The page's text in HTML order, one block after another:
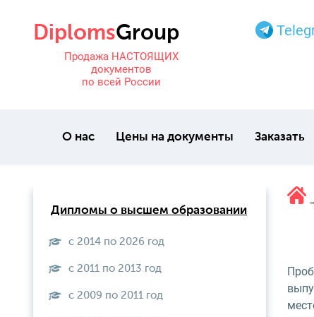
Продажа НАСТОЯЩИХ
документов
по всей России
О нас Цены на документы Заказать
Дипломы о высшем образовании
с 2014 по 2026 год
с 2011 по 2013 год
с 2009 по 2011 год